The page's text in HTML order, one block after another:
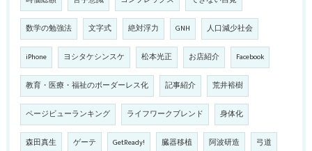
数学の勉強法 文字式 絶対浮力 GNH 人口減少社会
iPhone ヨシタケシンスケ 松本光正 お店紹介 Facebook
教育・医療・福祉のボーダーレス化 記事紹介 荒井裕樹
ページビューランキング ライフワークブレンド 身体化
森田真生 ゲーテ GetReady! 臓器移植 阿波研造 弓道